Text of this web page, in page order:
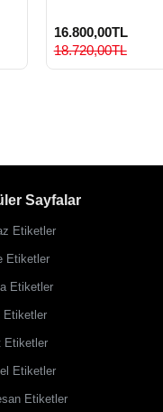
16.800,00TL
18.720,00TL
Sayfalar
Etiketler
Etiketler
Etiketler
Etiketler
Etiketler
Etiketler
Etiketler